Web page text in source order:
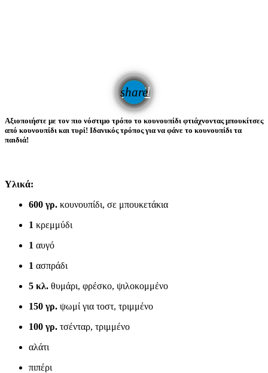
share
email
Αξιοποιήστε με τον πιο νόστιμο τρόπο το κουνουπίδι φτιάχνοντας μπουκίτσες
από κουνουπίδι και τυρί! Ιδανικός τρόπος για να φάνε το κουνουπίδι τα
παιδιά!
Υλικά:
600 γρ. κουνουπίδι, σε μπουκετάκια
1 κρεμμύδι
1 αυγό
1 ασπράδι
5 κλ. θυμάρι, φρέσκο, ψιλοκομμένο
150 γρ. ψωμί για τοστ, τριμμένο
100 γρ. τσένταρ, τριμμένο
αλάτι
πιπέρι